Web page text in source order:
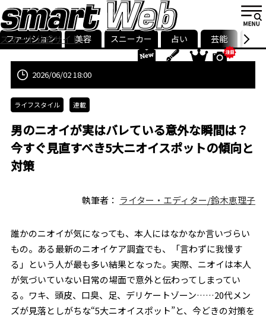
スマート公式サイト
smart最新号
記事一覧ランキング
ストリ
ファッション 美容 スニーカー 占い 芸能 グル
2026/06/02 18:00
ライフスタイル 連載
男のニオイが実はバレている意外な瞬間は？
今すぐ見直すべき5大ニオイスポットの傾向と
対策
執筆者： ライター・エディター/鈴木恵理子
誰かのニオイが気になっても、本人にはなかなか言いづらい
もの。ある最新のニオイケア調査でも、「言わずに我慢す
る」という人が最も多い結果となった。実際、ニオイは本人
が気づいていない日常の場面で意外と伝わってしまってい
る。ワキ、頭皮、口臭、足、デリケートゾーン……20代メン
ズが見落としがちな“5大ニオイスポット”と、今どきの対策を